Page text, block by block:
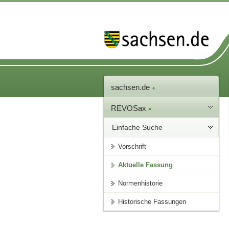
sachsen.de
REVOSax
Einfache Suche
Vorschrift
Aktuelle Fassung
Normenhistorie
Historische Fassungen